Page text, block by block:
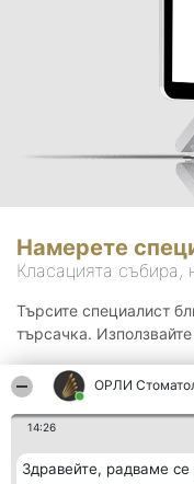
ОРЛИ
14:26
Здравейте, радваме
Намерете
Класацията
Търсите специалист
търсачка.